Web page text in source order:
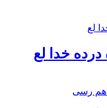
خدا لع